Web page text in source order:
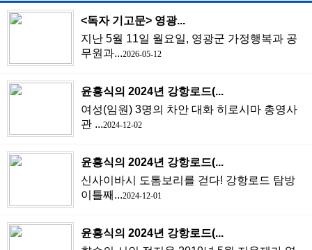
<독자 기고문> 영광...
지난 5월 11일 월요일, 영광군 가정행복과 공
무원과...2026-05-12
윤흥식의 2024년 강항로드(...
여성(임원) 3명의 차안 대화 히로시마 총영사
관 ...2024-12-02
윤흥식의 2024년 강항로드(...
신사이바시 도톰보리를 걷다! 강항로드 탐방
이틀째...2024-12-01
윤흥식의 2024년 강항로드(...